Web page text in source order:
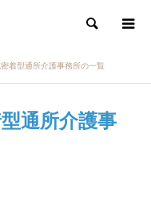
検索
着型通所介護事務所の一覧
通所介護事